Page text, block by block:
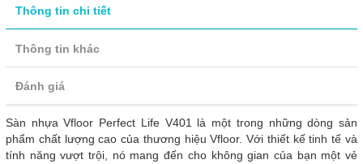
Thông tin chi tiết
Thông tin khác
Đánh giá
Sàn nhựa Vfloor Perfect Life V401 là một trong những dòng sản
phẩm chất lượng cao của thương hiệu Vfloor. Với thiết kế tinh tế và
tính năng vượt trội, nó mang đến cho không gian của bạn một vẻ